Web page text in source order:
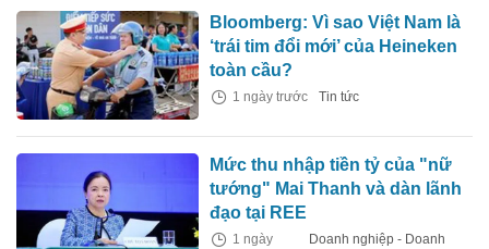
Bloomberg: Vì sao Việt Nam là
‘trái tim đổi mới’ của Heineken
toàn cầu?
1 ngày trước Tin tức
Mức thu nhập tiền tỷ của "nữ
tướng" Mai Thanh và dàn lãnh
đạo tại REE
1 ngày
Doanh nghiệp - Doanh